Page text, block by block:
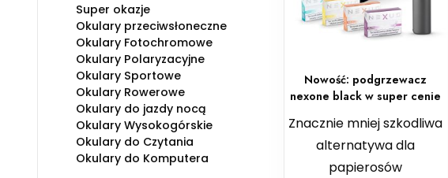
Nowość: podgrzewacz
nexone black w super cenie
Znacznie mniej szkodliwa
alternatywa dla
papierosów
Super okazje
Okulary przeciwsłoneczne
Okulary Fotochromowe
Okulary Polaryzacyjne
Okulary Sportowe
Okulary Rowerowe
Okulary do jazdy nocą
Okulary Wysokogórskie
Okulary do Czytania
Okulary do Komputera